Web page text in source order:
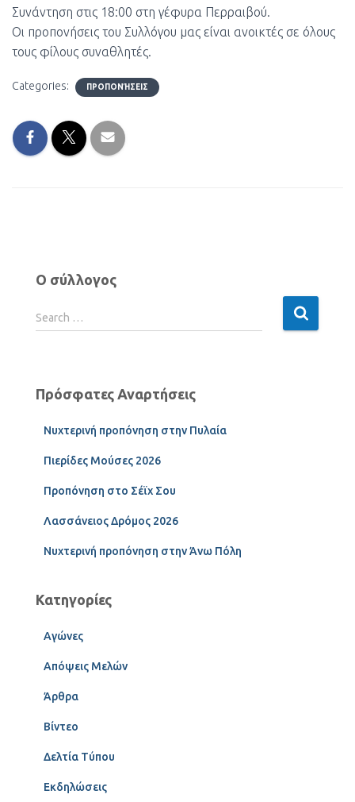
Συνάντηση στις 18:00 στη γέφυρα Περραιβού.
Οι προπονήσεις του Συλλόγου μας είναι ανοικτές σε όλους
τους φίλους συναθλητές.
Categories: ΠΡΟΠΟΝΉΣΕΙΣ
Ο σύλλογος
Search …
Πρόσφατες Αναρτήσεις
Νυχτερινή προπόνηση στην Πυλαία
Πιερίδες Μούσες 2026
Προπόνηση στο Σέϊχ Σου
Λασσάνειος Δρόμος 2026
Νυχτερινή προπόνηση στην Άνω Πόλη
Κατηγορίες
Αγώνες
Απόψεις Μελών
Άρθρα
Βίντεο
Δελτία Τύπου
Εκδηλώσεις